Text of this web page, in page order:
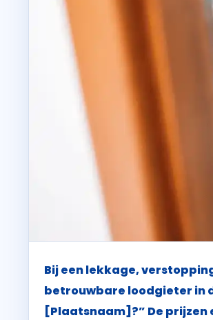
Bij een lekkage,
betrouwbare loodgieter in
[Plaatsnaam]?” De